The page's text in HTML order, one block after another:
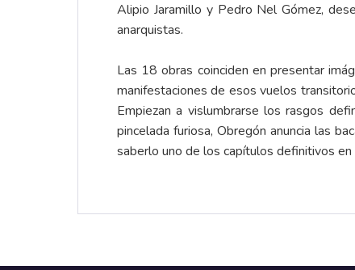
Alipio Jaramillo y Pedro Nel Gómez,
anarquistas.
Las 18 obras coinciden en presentar
manifestaciones de esos vuelos
Empiezan a vislumbrarse los rasgos
pincelada furiosa, Obregón anuncia las
saberlo uno de los capítulos definitivos